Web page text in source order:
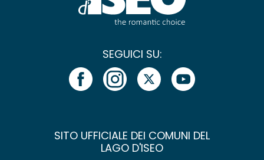
SEGUICI SU:
SITO UFFICIALE DEI COMUNI DEL
LAGO D'ISEO